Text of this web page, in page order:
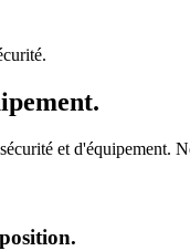
et d'équipement.